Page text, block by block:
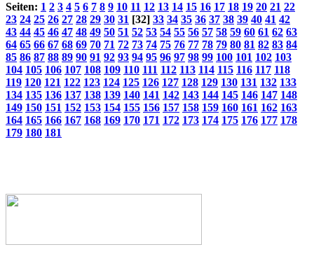
Seiten: 1 2 3 4 5 6 7 8 9 10 11 12 13 14 15 16 17 18 19 20 21 22
23 24 25 26 27 28 29 30 31 [32] 33 34 35 36 37 38 39 40 41 42
43 44 45 46 47 48 49 50 51 52 53 54 55 56 57 58 59 60 61 62 63
64 65 66 67 68 69 70 71 72 73 74 75 76 77 78 79 80 81 82 83 84
85 86 87 88 89 90 91 92 93 94 95 96 97 98 99 100 101 102 103
104 105 106 107 108 109 110 111 112 113 114 115 116 117 118
119 120 121 122 123 124 125 126 127 128 129 130 131 132 133
134 135 136 137 138 139 140 141 142 143 144 145 146 147 148
149 150 151 152 153 154 155 156 157 158 159 160 161 162 163
164 165 166 167 168 169 170 171 172 173 174 175 176 177 178
179 180 181